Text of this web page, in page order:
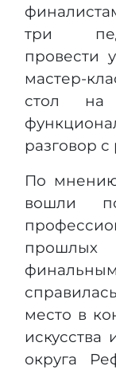
три
провести
мастер-
стол на
разговор
По
вошли
место в
округа